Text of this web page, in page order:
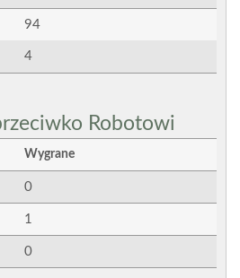
94
4
Robotowi
Wygrane
0
1
0